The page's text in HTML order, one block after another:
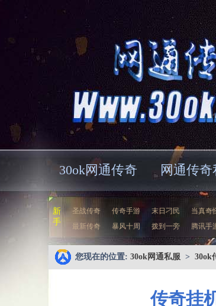
30ok网通传奇 网通传奇
新
手
圣战传奇 传奇手游 末日刁民
当真奇
最新传奇
暴风十周 拨到一旁 腾讯手
您现在的位置: 30ok网通私服 > 30ok
传奇挂